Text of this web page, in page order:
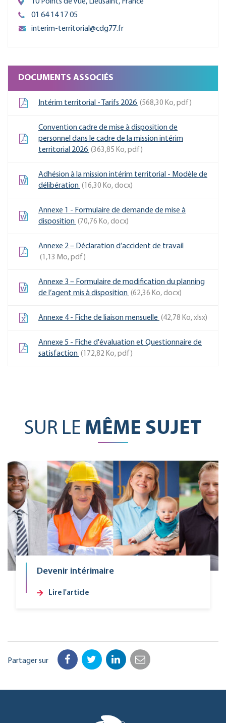
01 64 14 17 05
interim-territorial@cdg77.fr
DOCUMENTS ASSOCIÉS
Intérim territorial - Tarifs 2026 568,30 Ko, pdf
Convention cadre de mise à disposition de
personnel dans le cadre de la mission intérim
territorial 2026
363,85 Ko, pdf
Adhésion à la mission intérim territorial - Modèle de
délibération
16,30 Ko, docx
Annexe 1 - Formulaire de demande de mise à
disposition
70,76 Ko, docx
Annexe 2 – Déclaration d’accident de travail
1,13 Mo, pdf
Annexe 3 – Formulaire de modification du planning
de l’agent mis à disposition
62,36 Ko, docx
Annexe 4 - Fiche de liaison mensuelle 42,78 Ko, xlsx
Annexe 5 - Fiche d'évaluation et Questionnaire de
satisfaction
172,82 Ko, pdf
SUR LE MÊME SUJET
Devenir intérimaire
Lire l'article
Partager sur Facebook
TwitterLinkedIn
Email